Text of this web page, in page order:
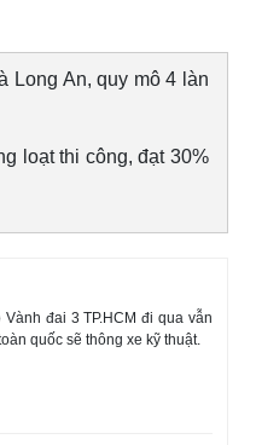
Long An, quy mô 4 làn
loạt thi công, đạt 30%
đai 3 TP.HCM đi qua vẫn
quốc sẽ thông xe kỹ thuật.